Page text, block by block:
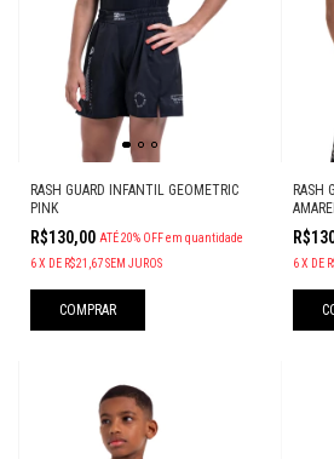
RASH GUARD INFANTIL GEOMETRIC
PINK
R$130,00 ATÉ 20% OFFem quantidade
6X DE R$21,67SEM JUROS
COMPRAR
RASH
6 X DE